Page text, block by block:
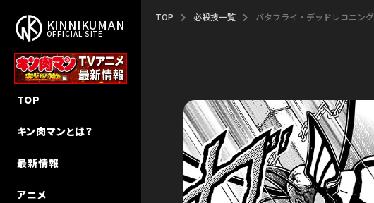
KINNIKUMAN
OFFICIAL SITE
TOP
キン肉マンとは？
作者・ゆでたまご先生
ストーリー
超人検索
最新情報
アニメ
エピソード
声優キャスト
MUSIC
MUSIC（Season 2）
キン肉マン
キン肉マンII世
キン肉マンII世 究極の超人タッグ編
その他
キン肉マンⅡ世 追っかけW連載
超人特集
インタビュー
キン肉マン教室
TOP 必殺技一覧 バタフライ・デッドレコニング